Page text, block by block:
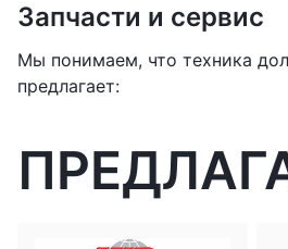
Запчасти и сервис
Мы понимаем, что техника
предлагает: